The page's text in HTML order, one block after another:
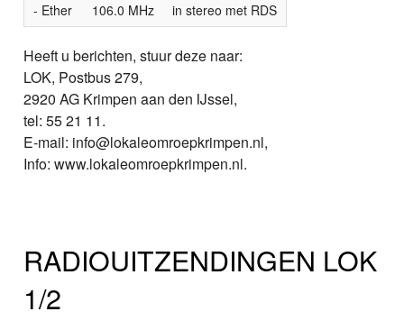
- Ether
106.0 MHz in stereo met RDS
Heeft u berichten, stuur deze naar:
LOK, Postbus 279,
2920 AG Krimpen aan den IJssel,
tel: 55 21 11.
E-mail: info@lokaleomroepkrimpen.nl,
Info: www.lokaleomroepkrimpen.nl.
RADIOUITZENDINGEN LOK
1/2